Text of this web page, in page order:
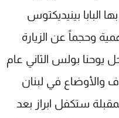
البابا بينيديكتوس
وحجماً عن الزيارة
يوحنا بولس الثاني عام
والأوضاع في لبنان
ستكفل ابراز بعد